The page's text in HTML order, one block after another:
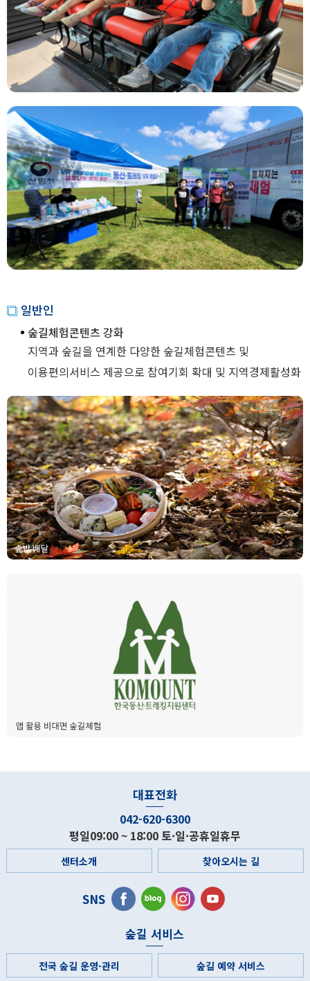
일반인
숲길체험콘텐츠 강화
지역과 숲길을 연계한 다양한 숲길체험콘텐츠 및
이용편의서비스 제공으로 참여기회 확대 및 지역경제활성화
대표전화
042-620-6300
평일09:00 ~ 18:00 토·일·공휴일휴무
센터소개 찾아오시는 길
SNS
숲길 서비스
전국 숲길 운영·관리 숲길 예약 서비스